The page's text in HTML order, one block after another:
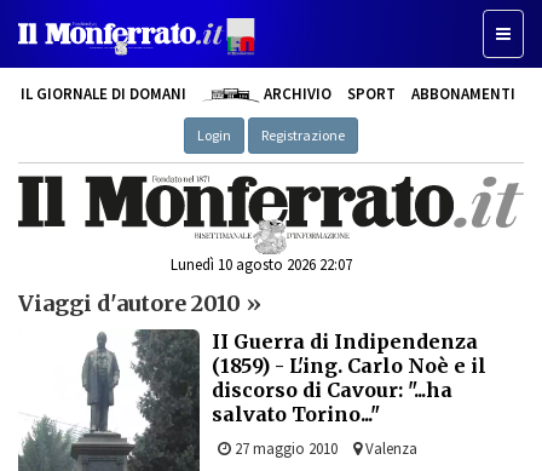
IL GIORNALE DI DOMANI ARCHIVIO SPORT ABBONAMENTI
Login Registrazione
Lunedì 10 agosto 2026 22:07
Viaggi d'autore 2010 »
II Guerra di Indipendenza
(1859) - L'ing. Carlo Noè e il
discorso di Cavour: "...ha
salvato Torino..."
27 maggio 2010 Valenza